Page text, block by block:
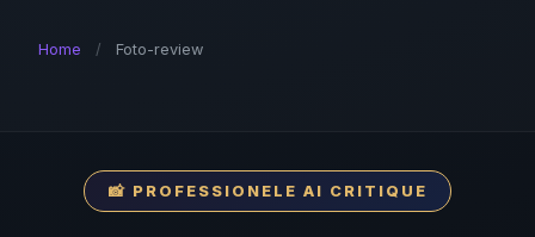
Home / Foto-review
📸 PROFESSIONELE AI CRITIQUE